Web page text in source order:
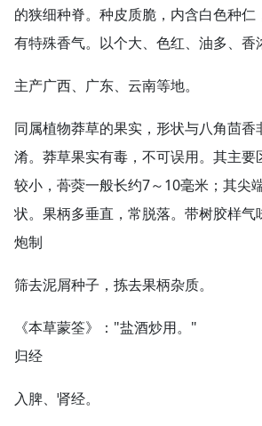
的狭细种脊。种皮质脆，内含白色种仁
有特殊香气。以个大、色红、油多、香
主产广西、广东、云南等地。
同属植物莽草的果实，形状与八角茴香
淆。莽草果实有毒，不可误用。其主要
较小，蓇葖一般长约7～10毫米；其尖
状。果柄多垂直，常脱落。带树胶样气
炮制
筛去泥屑种子，拣去果柄杂质。
《本草蒙筌》："盐酒炒用。"
归经
入脾、肾经。